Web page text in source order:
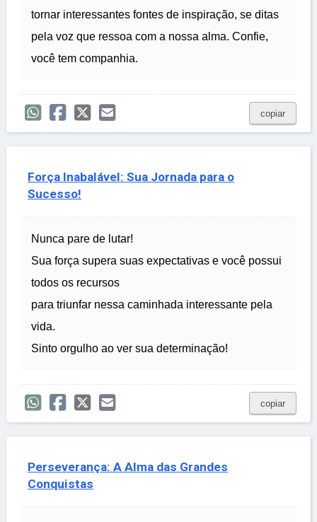
tornar interessantes fontes de inspiração, se ditas
pela voz que ressoa com a nossa alma. Confie,
você tem companhia.
copiar
Força Inabalável: Sua Jornada para o
Sucesso!
Nunca pare de lutar!
Sua força supera suas expectativas e você possui
todos os recursos
para triunfar nessa caminhada interessante pela
vida.
Sinto orgulho ao ver sua determinação!
copiar
Perseverança: A Alma das Grandes
Conquistas